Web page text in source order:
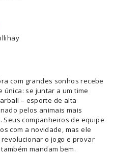
com grandes sonhos recebe
única: se juntar a um time
– esporte de alta
pelos animais mais
Seus companheiros de equipe
com a novidade, mas ele
o jogo e provar
mandam bem.